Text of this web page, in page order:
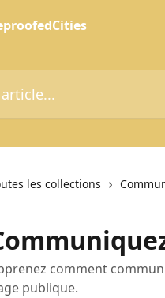
les collections
comment
publique.